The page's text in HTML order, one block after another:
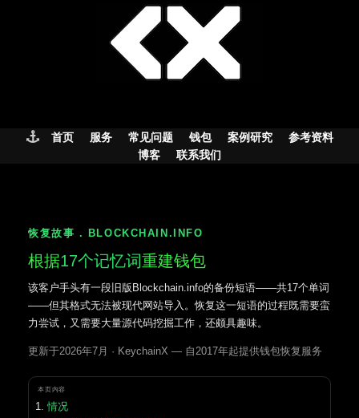
首页 服务 常见问题 钱包 案例研究
参考资料
博客
联系我们
恢复故事 . BLOCKCHAIN.INFO
根据17个记忆词重建钱包
该客户手头有一段旧版Blockchain.info的备份短语——共17个单词
——但其格式无法被现代网站导入。恢复这一短语的过程既需要蛮
力尝试，又需要大量源代码挖掘工作，还颇具趣味。
更新于2026年7月 · KeychainX — 自2017年起提供钱包恢复服务
本页内容
情况